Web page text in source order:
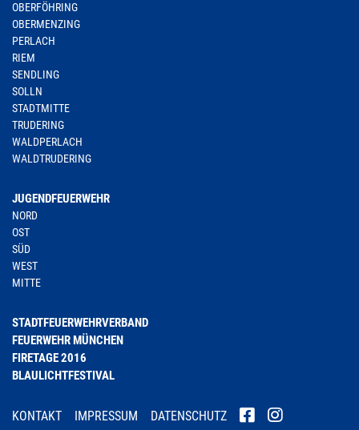
OBERFÖHRING
OBERMENZING
PERLACH
RIEM
SENDLING
SOLLN
STADTMITTE
TRUDERING
WALDPERLACH
WALDTRUDERING
JUGENDFEUERWEHR
NORD
OST
SÜD
WEST
MITTE
STADTFEUERWEHRVERBAND
FEUERWEHR MÜNCHEN
FIRETAGE 2016
BLAULICHTFESTIVAL
KONTAKT IMPRESSUM DATENSCHUTZ